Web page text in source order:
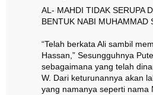
AL- MAHDI TIDAK SERUPA
BENTUK NABI MUHAMMAD
“Telah berkata Ali sambil
Hassan,” Sesungguhnya
sebagaimana yang telah
W. Dari keturunannya akan
yang namanya seperti nama